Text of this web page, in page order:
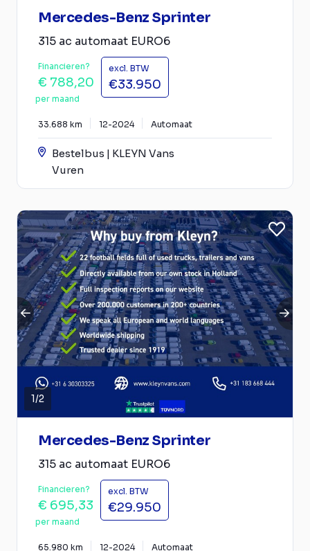
Mercedes-Benz Sprinter
315 ac automaat EURO6
Financieren?
€ 788,20
per maand
excl. BTW
€33.950
33.688 km 12-2024 Automaat
Bestelbus | KLEYN Vans
Vuren
1/2
Mercedes-Benz Sprinter
315 ac automaat EURO6
Financieren?
€ 695,33
per maand
excl. BTW
€29.950
65.980 km 12-2024 Automaat